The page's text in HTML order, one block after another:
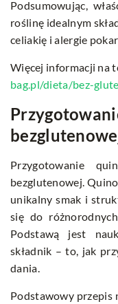
Podsumowując,
roślinę idealnym
celiakię i alergie
Więcej informacji na
bag.pl/dieta/bez-
Przygotowanie
bezglutenowej.
unikalny smak i
się do
Podstawą jest
składnik – to, jak
dania.
Podstawowy przepis